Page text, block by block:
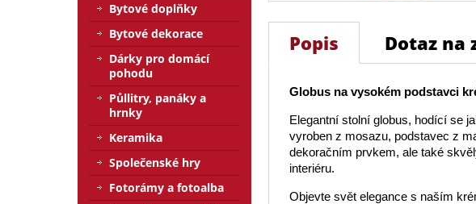
Popis Dotaz na
Globus na vysokém podstavci
Elegantní stolní globus, hodící se
vyroben z mosazu, podstavec z
dekoračním prvkem, ale také
interiéru.
Objevte svět elegance s naším
Bytové doplňky
Bytové dekorace
Dárky pro domácí
pohodu
Půllitry, panáky a
hrnky
Keramika
Společenské hry
Fotorámy a fotoalba